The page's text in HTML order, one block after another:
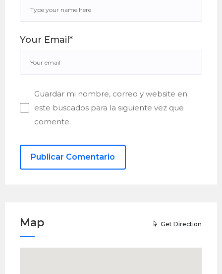
Your Email*
Guardar mi nombre, correo y website en
este buscados para la siguiente vez que
comente.
Map Get Direction